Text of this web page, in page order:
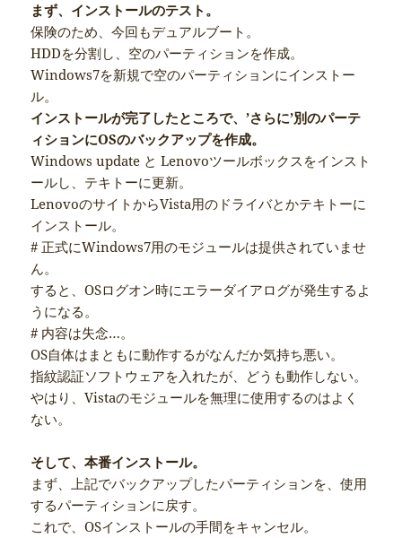
まず、インストールのテスト。
保険のため、今回もデュアルブート。
HDDを分割し、空のパーティションを作成。
Windows7を新規で空のパーティションにインストー
ル。
インストールが完了したところで、’さらに’別のパーテ
ィションにOSのバックアップを作成。
Windows update と Lenovoツールボックスをインスト
ールし、テキトーに更新。
LenovoのサイトからVista用のドライバとかテキトーに
インストール。
# 正式にWindows7用のモジュールは提供されていませ
ん。
すると、OSログオン時にエラーダイアログが発生するよ
うになる。
# 内容は失念…。
OS自体はまともに動作するがなんだか気持ち悪い。
指紋認証ソフトウェアを入れたが、どうも動作しない。
やはり、Vistaのモジュールを無理に使用するのはよく
ない。
そして、本番インストール。
まず、上記でバックアップしたパーティションを、使用
するパーティションに戻す。
これで、OSインストールの手間をキャンセル。